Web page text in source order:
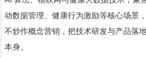
动数据管理、健康行为激励等核心场景
不炒作概念营销，把技术研发与产品落
本身。